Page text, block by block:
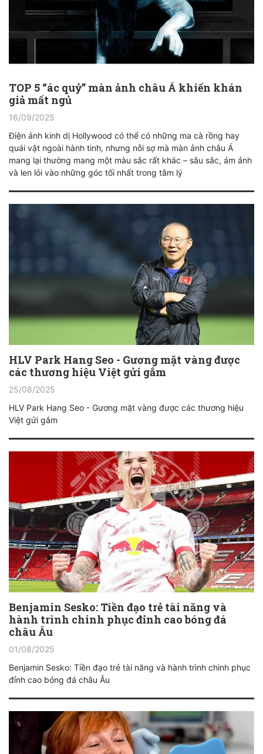
TOP 5 “ác quỷ” màn ảnh châu Á khiến khán
giả mất ngủ
16/09/2025
Điện ảnh kinh dị Hollywood có thể có những ma cà rồng hay
quái vật ngoài hành tinh, nhưng nỗi sợ mà màn ảnh châu Á
mang lại thường mang một màu sắc rất khác – sâu sắc, ám ảnh
và len lỏi vào những góc tối nhất trong tâm lý
HLV Park Hang Seo - Gương mặt vàng được
các thương hiệu Việt gửi gắm
25/08/2025
HLV Park Hang Seo - Gương mặt vàng được các thương hiệu
Việt gửi gắm
Benjamin Sesko: Tiền đạo trẻ tài năng và
hành trình chinh phục đỉnh cao bóng đá
châu Âu
01/08/2025
Benjamin Sesko: Tiền đạo trẻ tài năng và hành trình chinh phục
đỉnh cao bóng đá châu Âu